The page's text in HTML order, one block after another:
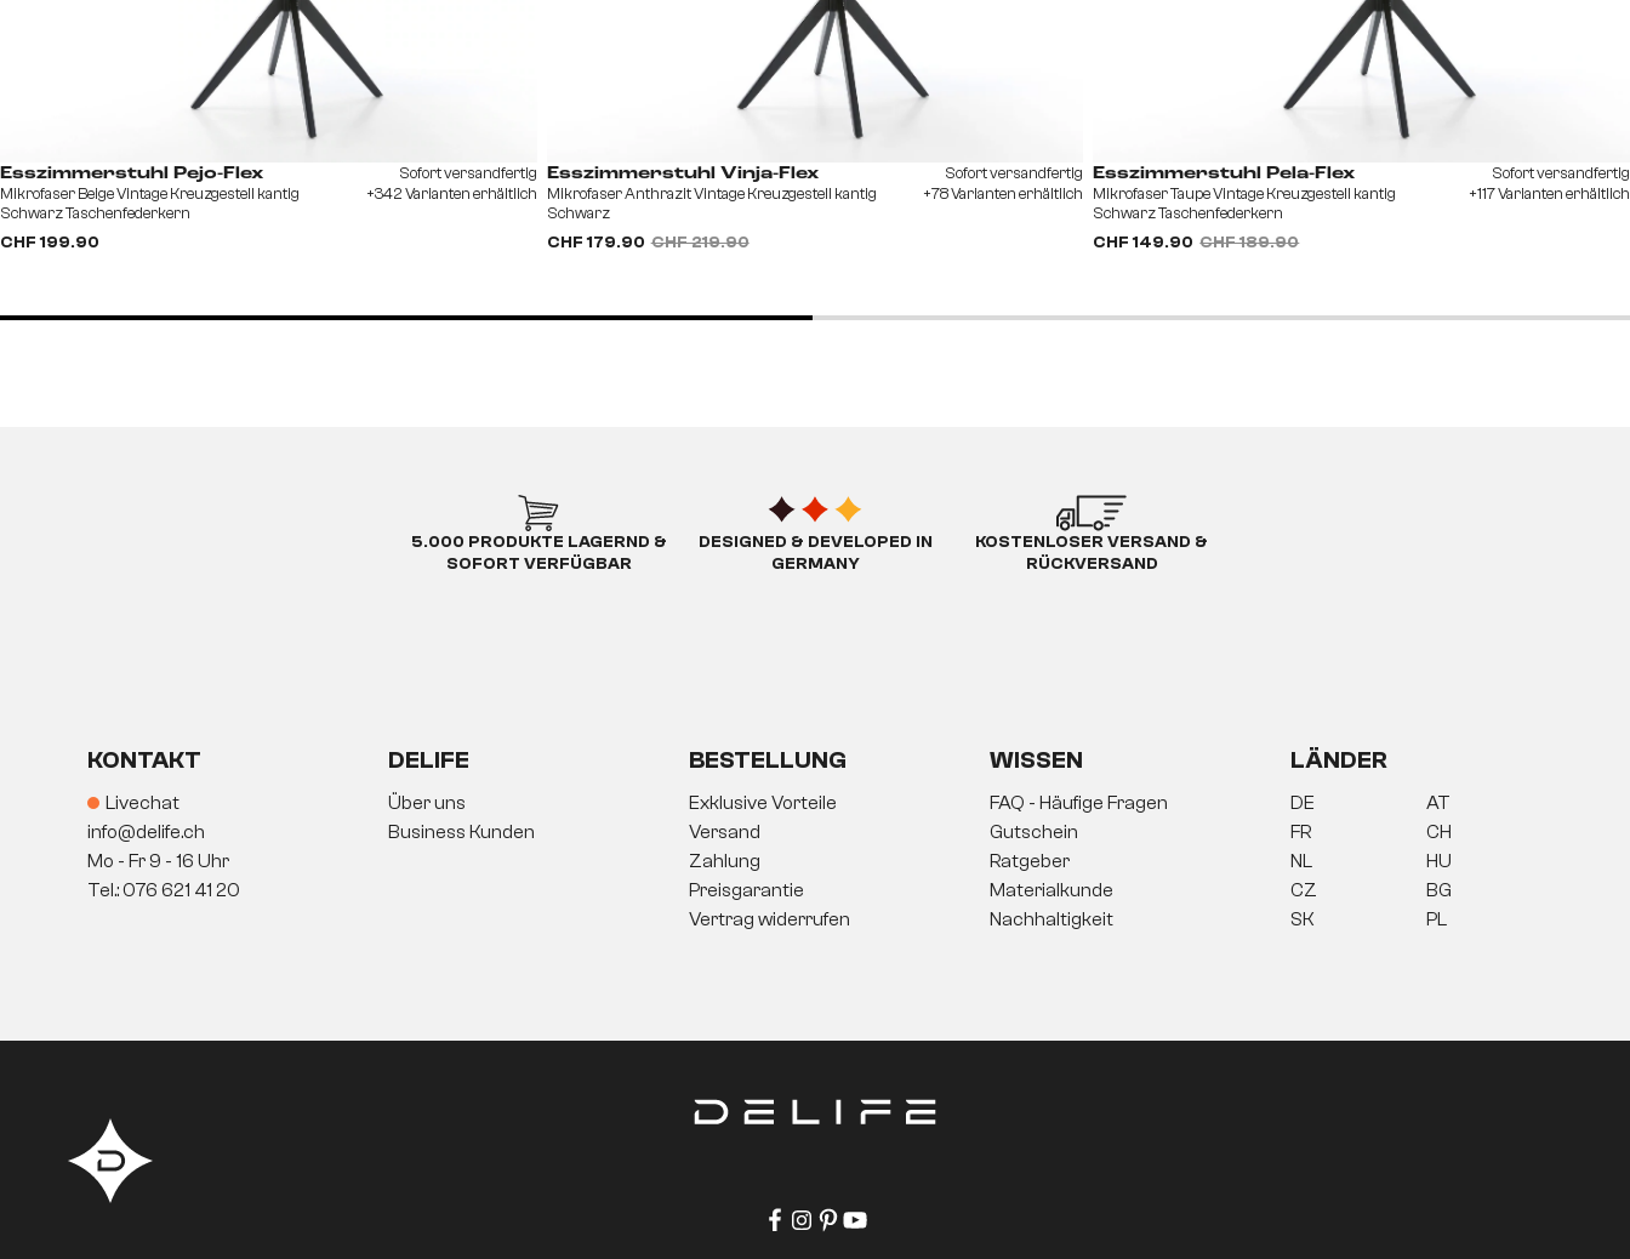
Esszimmerstuhl Pejo-Flex
Mikrofaser Beige Vintage Kreuzgestell kantig
Schwarz Taschenfederkern
CHF 199.90
Sofort versandfertig
+342 Varianten erhältlich
Esszimmerstuhl Vinja-Flex
Mikrofaser Anthrazit Vintage Kreuzgestell kantig
Schwarz
CHF 179.90 CHF 219.90
Sofort versandfertig
+78 Varianten erhältlich
Esszimmerstuhl Pela-Flex
Mikrofaser Taupe Vintage Kreuzgestell kantig
Schwarz Taschenfederkern
CHF 149.90 CHF 189.90
Sofort versandfertig
+117 Varianten erhältlich
5.000 PRODUKTE LAGERND &
SOFORT VERFÜGBAR
DESIGNED & DEVELOPED IN
GERMANY
KOSTENLOSER VERSAND &
RÜCKVERSAND
KONTAKT
Livechat
info@delife.ch
Mo - Fr 9 - 16 Uhr
Tel.: 076 621 41 20
DELIFE
Über uns
Business Kunden
BESTELLUNG
Exklusive Vorteile
Versand
Zahlung
Preisgarantie
Vertrag widerrufen
WISSEN
FAQ - Häufige Fragen
Gutschein
Ratgeber
Materialkunde
Nachhaltigkeit
LÄNDER
DE
FR
NL
CZ
SK
AT
CH
HU
BG
PL